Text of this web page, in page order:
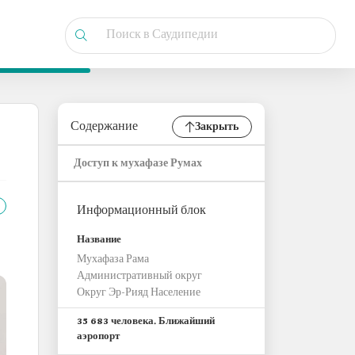
Содержание Закрыть
Доступ к мухафазе Румах
Информационный блок
Название
Мухафаза Рама
Административный округ
Округ Эр-Рияд Население
35 683 человека. Ближайший
аэропорт